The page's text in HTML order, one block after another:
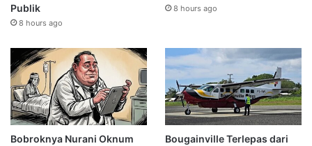
Publik
8 hours ago
8 hours ago
Bobroknya Nurani Oknum
Bougainville Terlepas dari